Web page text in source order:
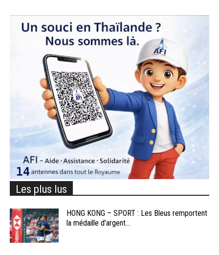
Les plus lus
HONG KONG – SPORT : Les Bleus remportent
la médaille d’argent...